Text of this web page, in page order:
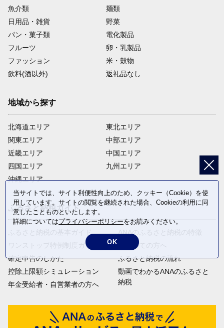
魚介類
麺類
日用品・雑貨
野菜
パン・菓子類
電化製品
フルーツ
卵・乳製品
ファッション
米・穀物
飲料(酒以外)
返礼品なし
地域から探す
北海道エリア
関東エリア
近畿エリア
四国エリア
沖縄エリア
東北エリア
中部エリア
中国エリア
九州エリア
ふるさと納税ガイド
ふるさと納税の基本ガイド
ワンストップ特例制度ガイド
確定申告のしかた
控除上限額シミュレーション
年金受給者・自営業者の方へ
ANAのふるさと納税の特徴
はじめての方へ
ふるさと納税の流れ
動画でわかるANAのふるさと
納税
当サイトでは、サイト利便性向上のため、クッキー（Cookie）を使
用しています。サイトの閲覧を継続された場合、Cookieの利用に同
意したことものといたします。
詳細についてはプライバシーポリシーをお読みください。
OK